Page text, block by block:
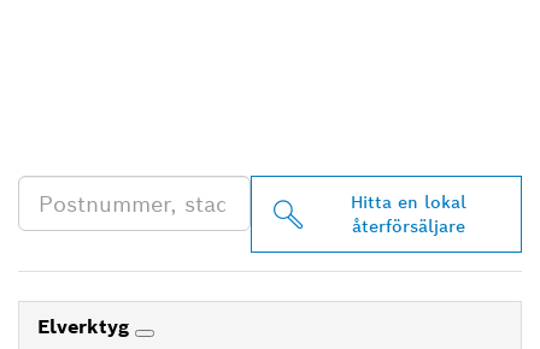
Hitta en lokal
återförsäljare
Elverktyg